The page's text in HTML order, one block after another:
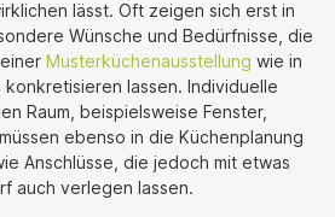
lässt. Oft zeigen sich erst in
Wünsche und Bedürfnisse, die
Musterküchenausstellung wie in
lassen. Individuelle
Raum, beispielsweise Fenster,
ebenso in die Küchenplanung
Anschlüsse, die jedoch mit etwas
auch verlegen lassen.